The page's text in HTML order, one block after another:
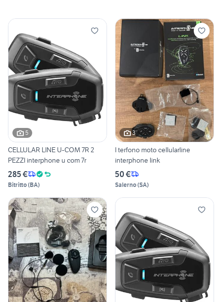
5
CELLULAR LINE U-COM 7R 2
PEZZI interphone u com 7r
285 €
Bitritto(BA)
3
I terfono moto cellularline
interphone link
50 €
Salerno(SA)